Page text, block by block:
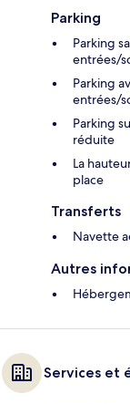
Parking
Parking
entrées/
Parking
entrées/
Parking
réduite
La
place
Transferts
Navette
Autres
Services et